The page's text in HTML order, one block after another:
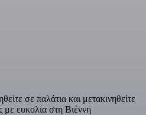
σε παλάτια και μετακινηθείτε
με ευκολία στη Βιέννη